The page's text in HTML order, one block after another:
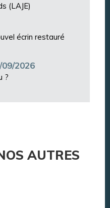
(LAJE)
écrin restauré
2026
?
AUTRES